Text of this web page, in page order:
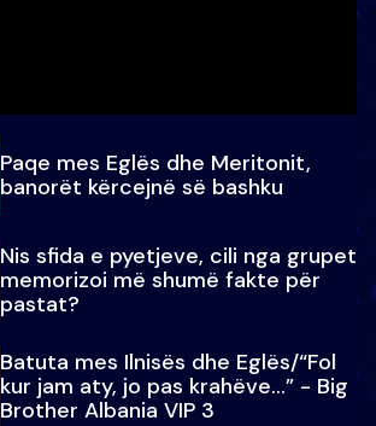
Paqe mes Eglës dhe Meritonit,
banorët kërcejnë së bashku
Nis sfida e pyetjeve, cili nga grupet
memorizoi më shumë fakte për
pastat?
Batuta mes Ilnisës dhe Eglës/“Fol
kur jam aty, jo pas krahëve…” - Big
Brother Albania VIP 3